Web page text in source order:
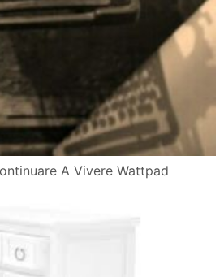
A Vivere Wattpad